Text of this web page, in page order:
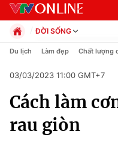
Chuyên mục
Chính trị
ĐỜI SỐNG
Chính trị
Pháp luật
Kinh tế
Thể thao
Truyền hình
Du lịch Làm đẹp Chất lượng
03/03/2023 11:00 GMT+7
Cách làm
rau giòn